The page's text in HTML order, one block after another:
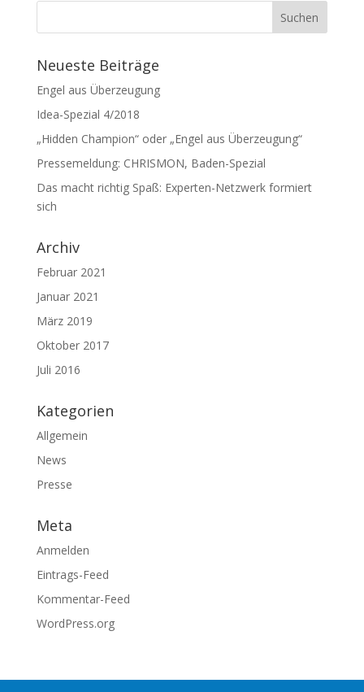
Neueste Beiträge
Engel aus Überzeugung
Idea-Spezial 4/2018
„Hidden Champion“ oder „Engel aus Überzeugung“
Pressemeldung: CHRISMON, Baden-Spezial
Das macht richtig Spaß: Experten-Netzwerk formiert
sich
Archiv
Februar 2021
Januar 2021
März 2019
Oktober 2017
Juli 2016
Kategorien
Allgemein
News
Presse
Meta
Anmelden
Eintrags-Feed
Kommentar-Feed
WordPress.org